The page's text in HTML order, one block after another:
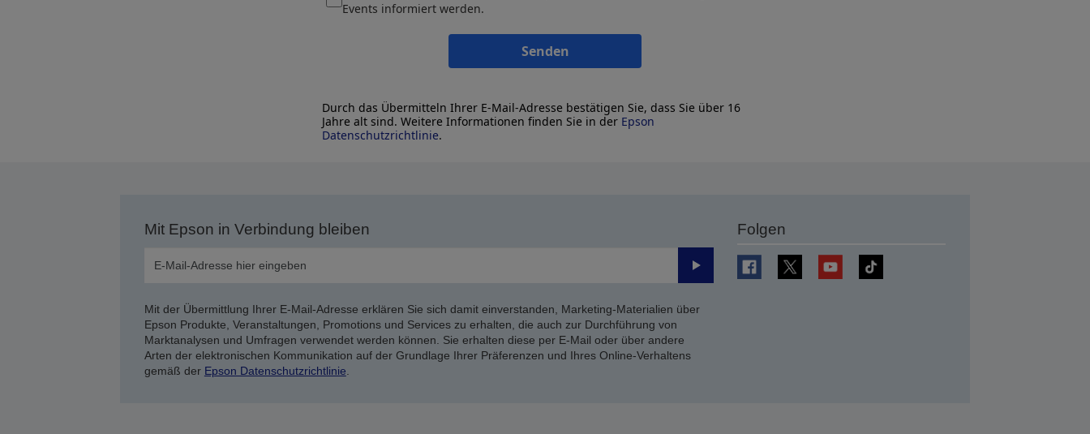
Events informiert werden.
Senden
Durch das Übermitteln Ihrer E-Mail-Adresse bestätigen Sie, dass Sie über 16
Jahre alt sind. Weitere Informationen finden Sie in der Epson
Datenschutzrichtlinie.
Mit Epson in Verbindung bleiben
Senden
Mit der Übermittlung Ihrer E-Mail-Adresse erklären Sie sich damit einverstanden, Marketing-Materialien über
Epson Produkte, Veranstaltungen, Promotions und Services zu erhalten, die auch zur Durchführung von
Marktanalysen und Umfragen verwendet werden können. Sie erhalten diese per E-Mail oder über andere
Arten der elektronischen Kommunikation auf der Grundlage Ihrer Präferenzen und Ihres Online-Verhaltens
gemäß der Epson Datenschutzrichtlinie
Folgen